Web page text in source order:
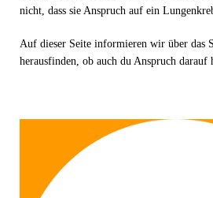
nicht, dass sie Anspruch auf ein
Auf dieser Seite informieren wir über das
herausfinden, ob auch du Anspruch darauf